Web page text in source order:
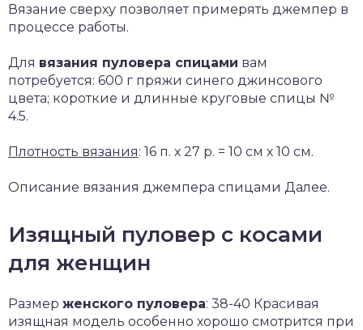
Вязание сверху позволяет примерять джемпер в
процессе работы.
Для вязания пуловера спицами вам
потребуется: 600 г пряжи синего джинсового
цвета; короткие и длинные круговые спицы №
4.5.
Плотность вязания: 16 п. х 27 р. = 10 см х 10 см.
Описание вязания джемпера спицами Далее.
Изящный пуловер с косами
для женщин
Размер женского пуловера: 38-40 Красивая
изящная модель особенно хорошо смотрится при